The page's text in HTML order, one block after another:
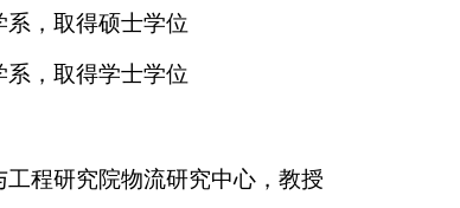
，取得硕士学位
，取得学士学位
工程研究院物流研究中心，教授